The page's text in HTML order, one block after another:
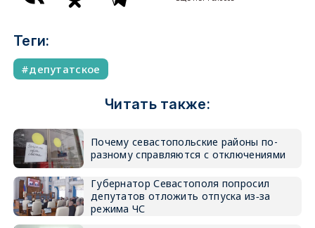
Теги:
депутатское
Читать также:
Почему севастопольские районы по-
разному справляются с отключениями
Губернатор Севастополя попросил
депутатов отложить отпуска из‑за
режима ЧС